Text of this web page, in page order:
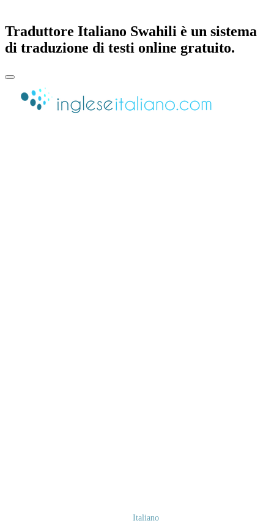
Traduttore Italiano Swahili è un sistema
di traduzione di testi online gratuito.
Italiano